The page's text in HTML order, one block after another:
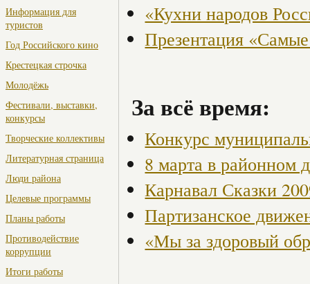
Информация для
туристов
Год Российского кино
Крестецкая строчка
Молодёжь
Фестивали, выставки,
конкурсы
Творческие коллективы
Литературная страница
Люди района
Целевые программы
Планы работы
Противодействие
коррупции
Итоги работы
«Кухни народов
Презентация
За всё время:
Конкурс
8 марта в районном
Карнавал Сказки
Партизанское
«Мы за здоровый